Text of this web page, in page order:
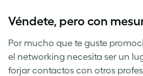
Véndete, pero con
Por mucho que te guste
el networking necesita ser un
forjar contactos con otros